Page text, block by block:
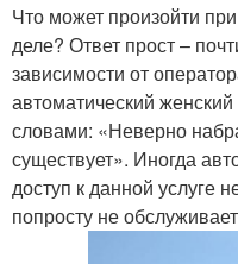
Что может произойти
деле? Ответ прост –
зависимости от
автоматический
словами: «Неверно
существует». Иногда
доступ к данной услуге
попросту не